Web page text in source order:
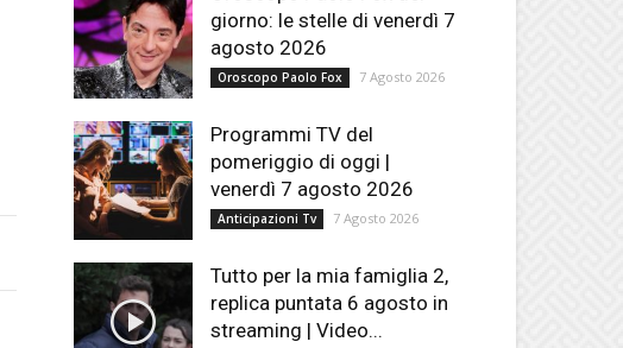
giorno: le stelle di venerdì 7
agosto 2026
Oroscopo Paolo Fox 7 Agosto 2026
Programmi TV del
pomeriggio di oggi |
venerdì 7 agosto 2026
Anticipazioni Tv 7 Agosto 2026
Tutto per la mia famiglia 2,
replica puntata 6 agosto in
streaming | Video...